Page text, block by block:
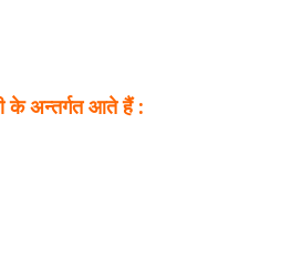
के अन्तर्गत आते हैं :